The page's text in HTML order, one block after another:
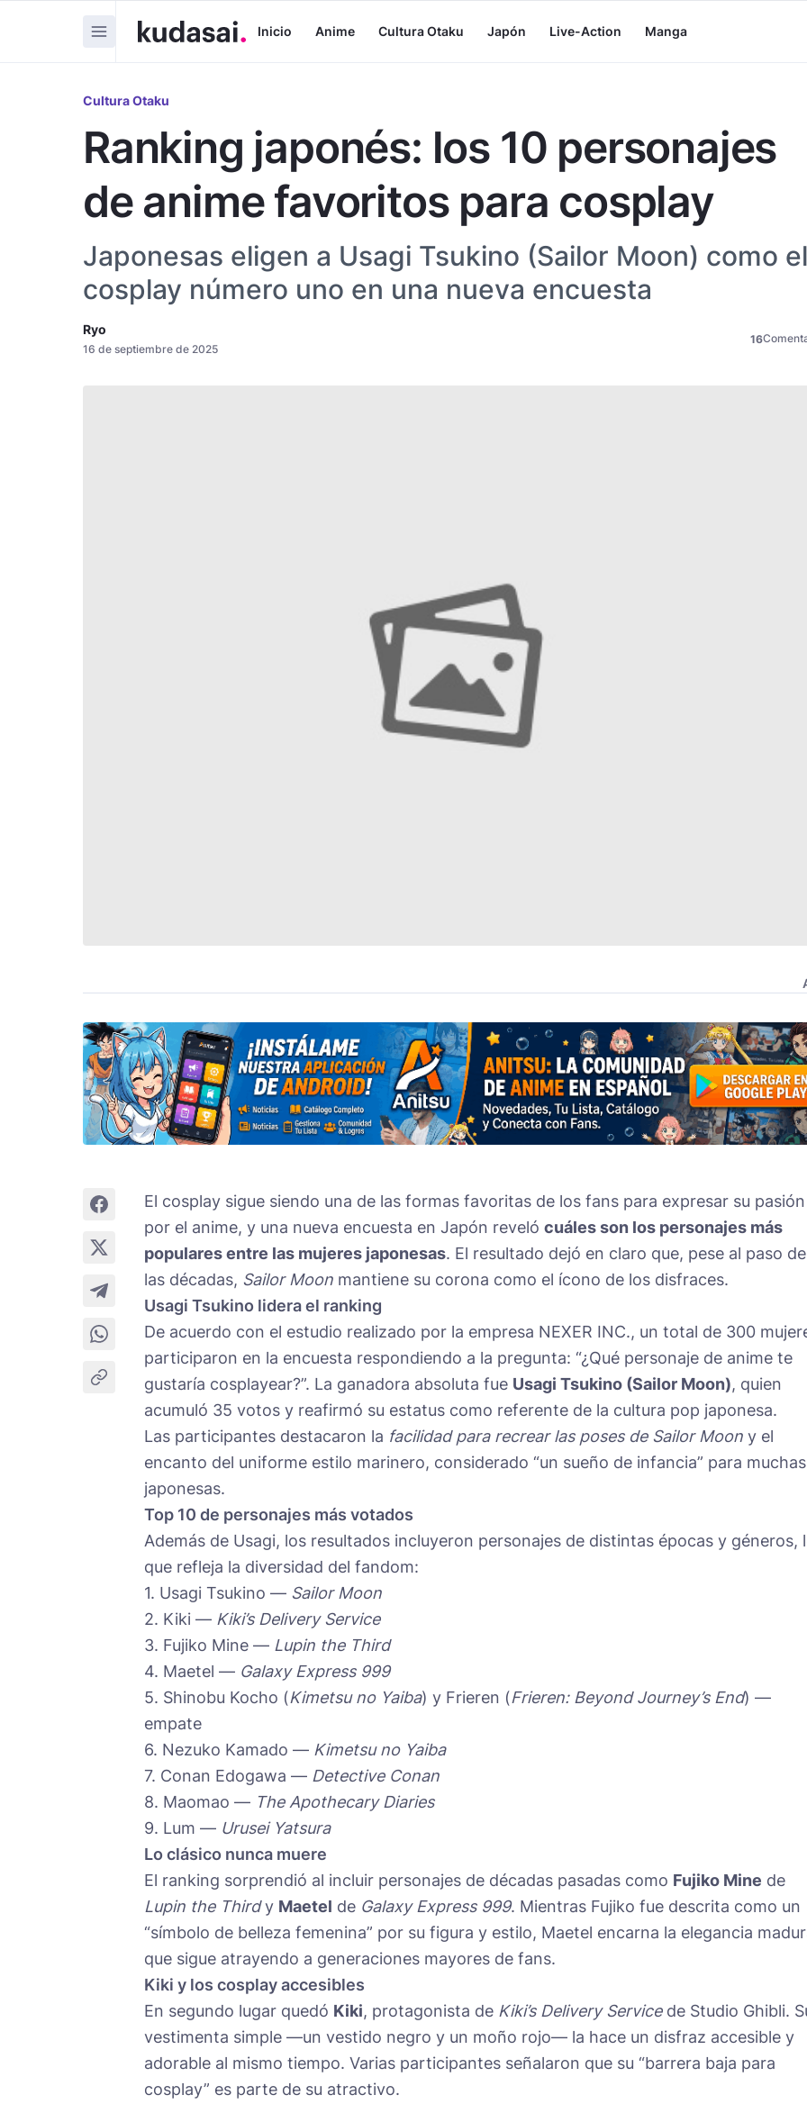
Inicio Anime Cultura Otaku Japón Live-Action Manga
Cultura Otaku
Ranking japonés: los 10 personajes
de anime favoritos para cosplay
Japonesas eligen a Usagi Tsukino (Sailor Moon) como el
cosplay número uno en una nueva encuesta
Ryo
16 de septiembre de 2025
16
El cosplay sigue siendo una de las formas favoritas de los fans para expresar su pasión
por el anime, y una nueva encuesta en Japón reveló cuáles son los personajes más
populares entre las mujeres japonesas. El resultado dejó en claro que, pese al paso de
las décadas, Sailor Moon mantiene su corona como el ícono de los disfraces.
Usagi Tsukino lidera el ranking
De acuerdo con el estudio realizado por la empresa NEXER INC., un total de 300
participaron en la encuesta respondiendo a la pregunta: “¿Qué personaje de anime te
gustaría cosplayear?”. La ganadora absoluta fue Usagi Tsukino (Sailor Moon), quien
acumuló 35 votos y reafirmó su estatus como referente de la cultura pop japonesa.
Las participantes destacaron la facilidad para recrear las poses de Sailor Moon y el
encanto del uniforme estilo marinero, considerado “un sueño de infancia” para muchas
japonesas.
Top 10 de personajes más votados
Además de Usagi, los resultados incluyeron personajes de distintas épocas y géneros,
que refleja la diversidad del fandom:
1. Usagi Tsukino — Sailor Moon
2. Kiki — Kiki’s Delivery Service
3. Fujiko Mine — Lupin the Third
4. Maetel — Galaxy Express 999
5. Shinobu Kocho (Kimetsu no Yaiba) y Frieren (Frieren: Beyond Journey’s End) —
empate
6. Nezuko Kamado — Kimetsu no Yaiba
7. Conan Edogawa — Detective Conan
8. Maomao — The Apothecary Diaries
9. Lum — Urusei Yatsura
Lo clásico nunca muere
El ranking sorprendió al incluir personajes de décadas pasadas como Fujiko Mine de
Lupin the Thirdy Maetel de Galaxy Express 999. Mientras Fujiko fue descrita como un
“símbolo de belleza femenina” por su figura y estilo, Maetel encarna la elegancia
que sigue atrayendo a generaciones mayores de fans.
Kiki y los cosplay accesibles
En segundo lugar quedó Kiki, protagonista de Kiki’s Delivery Servicede Studio Ghibli.
vestimenta simple —un vestido negro y un moño rojo— la hace un disfraz accesible y
adorable al mismo tiempo. Varias participantes señalaron que su “barrera baja para
cosplay” es parte de su atractivo.